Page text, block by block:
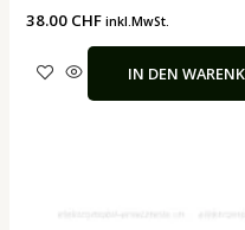
38.00 CHF inkl.MwSt.
IN DEN